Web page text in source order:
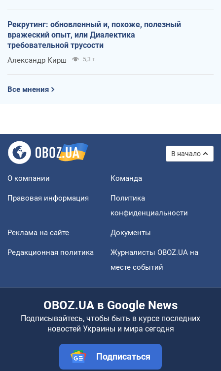
Рекрутинг: обновленный и, похоже, полезный
вражеский опыт, или Диалектика
требовательной трусости
Александр Кирш 5,3 т.
Все мнения
В начало
О компании Команда
Правовая информация
Политика
конфиденциальности
Реклама на сайте Документы
Редакционная политика
Журналисты OBOZ.UA на
месте событий
OBOZ.UA в Google News
Подписывайтесь, чтобы быть в курсе последних
новостей Украины и мира сегодня
Подписаться